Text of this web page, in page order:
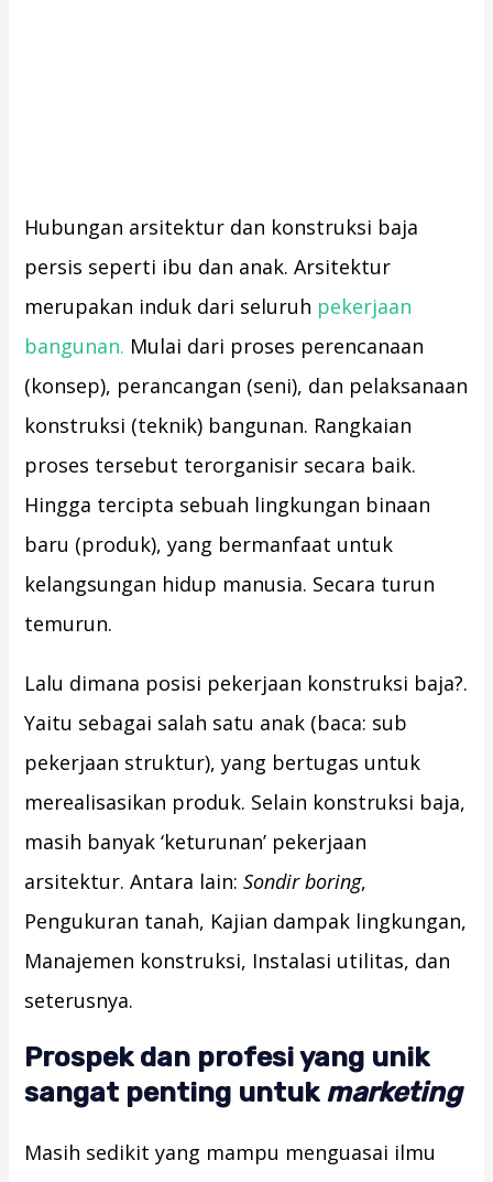
Hubungan arsitektur dan konstruksi baja
persis seperti ibu dan anak. Arsitektur
merupakan induk dari seluruh pekerjaan
bangunan. Mulai dari proses perencanaan
(konsep), perancangan (seni), dan pelaksanaan
konstruksi (teknik) bangunan. Rangkaian
proses tersebut terorganisir secara baik.
Hingga tercipta sebuah lingkungan binaan
baru (produk), yang bermanfaat untuk
kelangsungan hidup manusia. Secara turun
temurun.
Lalu dimana posisi pekerjaan konstruksi baja?.
Yaitu sebagai salah satu anak (baca: sub
pekerjaan struktur), yang bertugas untuk
merealisasikan produk. Selain konstruksi baja,
masih banyak ‘keturunan’ pekerjaan
arsitektur. Antara lain:Sondir boring,
Pengukuran tanah, Kajian dampak lingkungan,
Manajemen konstruksi, Instalasi utilitas, dan
seterusnya.
Prospek dan profesi yang unik
sangat penting untuk marketing
Masih sedikit yang mampu menguasai ilmu